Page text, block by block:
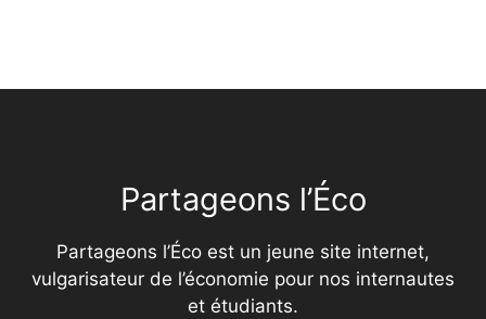
Partageons l’Éco
Partageons l’Éco est un jeune site internet,
vulgarisateur de l’économie pour nos internautes
et étudiants.